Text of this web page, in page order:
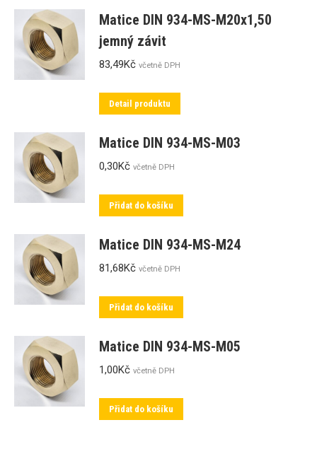
Matice DIN 934-MS-M20x1,50
jemný závit
83,49Kč včetně DPH
Detail produktu
Matice DIN 934-MS-M03
0,30Kč včetně DPH
Přidat do košíku
Matice DIN 934-MS-M24
81,68Kč včetně DPH
Přidat do košíku
Matice DIN 934-MS-M05
1,00Kč včetně DPH
Přidat do košíku